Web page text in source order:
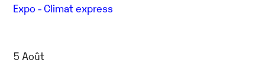
Expo - Climat express
5 Août